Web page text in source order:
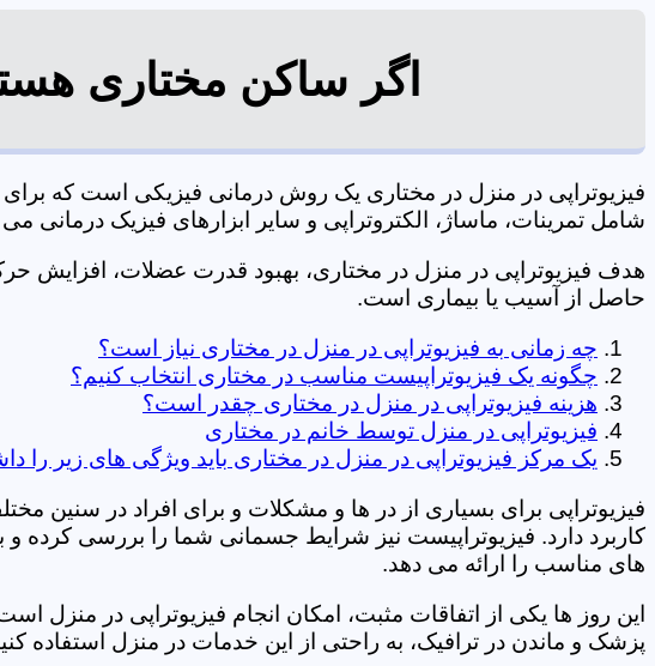
اگر ساکن مختاری
فیزیوتراپی در منزل در مختاری یک روش درمانی فیزیکی است که
شامل تمرینات، ماساژ، الکتروتراپی و سایر ابزارهای فیزیک درمانی می شود. 09106210197 خانم
هدف فیزیوتراپی در منزل در مختاری، بهبود قدرت عضلات، افزایش
حاصل از آسیب یا بیماری است.
چه زمانی به فیزیوتراپی در منزل در مختاری نیاز است؟
چگونه یک فیزیوتراپیست مناسب در مختاری انتخاب کنیم؟
هزینه فیزیوتراپی در منزل در مختاری چقدر است؟
فیزیوتراپی در منزل توسط خانم در مختاری
یک مرکز فیزیوتراپی در منزل در مختاری باید ویژگی های زیر را
فیزیوتراپی برای بسیاری از در ها و مشکلات و برای افراد در سنین
کاربرد دارد. فیزیوتراپیست نیز شرایط جسمانی شما را بررسی کرده و
های مناسب را ارائه می دهد.
این روز ها یکی از اتفاقات مثبت، امکان انجام فیزیوتراپی در
پزشک و ماندن در ترافیک، به راحتی از این خدمات در منزل استفاده